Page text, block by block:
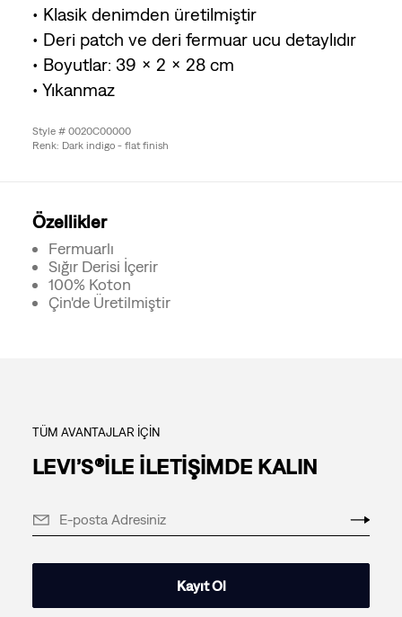
• Klasik denimden üretilmiştir
• Deri patch ve deri fermuar ucu detaylıdır
• Boyutlar: 39 x 2 x 28 cm
• Yıkanmaz
Style # 0020C00000
Renk: Dark indigo - flat finish
Özellikler
Fermuarlı
Sığır Derisi İçerir
100% Koton
Çin'de Üretilmiştir
TÜM AVANTAJLAR İÇİN
LEVI’S®İLE İLETİŞİMDE KALIN
Kayıt Ol